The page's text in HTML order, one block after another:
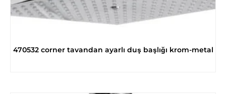
470532 corner tavandan ayarlı duş başlığı krom-metal